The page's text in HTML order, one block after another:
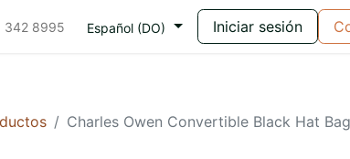
342 8995 Español (DO) Iniciar sesión
Charles Owen Convertible Black Hat Bag